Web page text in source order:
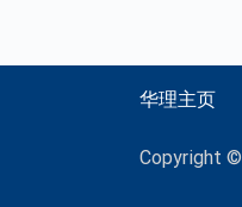
华理主页
Copyright